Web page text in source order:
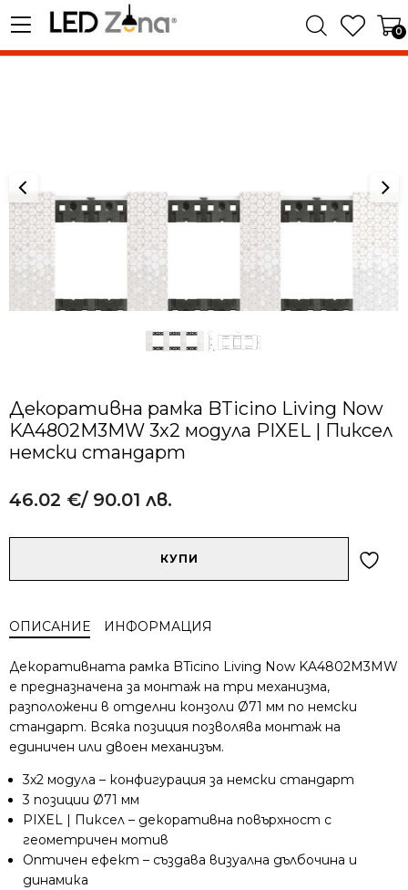
0
Декоративна рамка BTicino Living Now
KA4802M3MW 3x2 модула PIXEL | Пиксел
немски стандарт
46.02 €/ 90.01 лв.
BTicino
Now
KA4802M3MW
3x2
модула
PIXEL
Пиксел
немски
стандарт
КУПИ
ОПИСАНИЕ ИНФОРМАЦИЯ
Декоративната рамка BTicino Living Now KA4802M3MW
е предназначена за монтаж на три механизма,
разположени в отделни конзоли Ø71 мм по немски
стандарт. Всяка позиция позволява монтаж на
единичен или двоен механизъм.
3x2 модула – конфигурация за немски стандарт
3 позиции Ø71 мм
PIXEL | Пиксел – декоративна повърхност с
геометричен мотив
Оптичен ефект – създава визуална дълбочина и
динамика